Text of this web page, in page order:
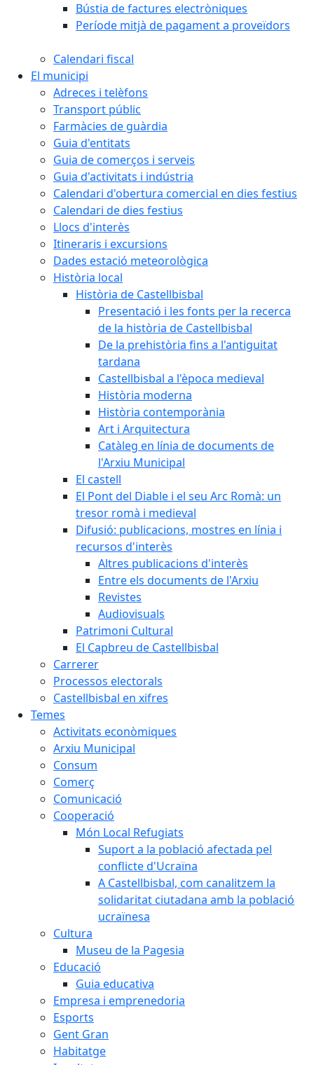
Bústia de factures electròniques
Període mitjà de pagament a proveïdors
Calendari fiscal
El municipi
Adreces i telèfons
Transport públic
Farmàcies de guàrdia
Guia d'entitats
Guia de comerços i serveis
Guia d'activitats i indústria
Calendari d'obertura comercial en dies festius
Calendari de dies festius
Llocs d'interès
Itineraris i excursions
Dades estació meteorològica
Història local
Història de Castellbisbal
Presentació i les fonts per la recerca
de la història de Castellbisbal
De la prehistòria fins a l'antiguitat
tardana
Castellbisbal a l'època medieval
Història moderna
Història contemporània
Art i Arquitectura
Catàleg en línia de documents de
l'Arxiu Municipal
El castell
El Pont del Diable i el seu Arc Romà: un
tresor romà i medieval
Difusió: publicacions, mostres en línia i
recursos d'interès
Altres publicacions d'interès
Entre els documents de l'Arxiu
Revistes
Audiovisuals
Patrimoni Cultural
El Capbreu de Castellbisbal
Carrerer
Processos electorals
Castellbisbal en xifres
Temes
Activitats econòmiques
Arxiu Municipal
Consum
Comerç
Comunicació
Cooperació
Món Local Refugiats
Suport a la població afectada pel
conflicte d'Ucraïna
A Castellbisbal, com canalitzem la
solidaritat ciutadana amb la població
ucraïnesa
Cultura
Museu de la Pagesia
Educació
Guia educativa
Empresa i emprenedoria
Esports
Gent Gran
Habitatge